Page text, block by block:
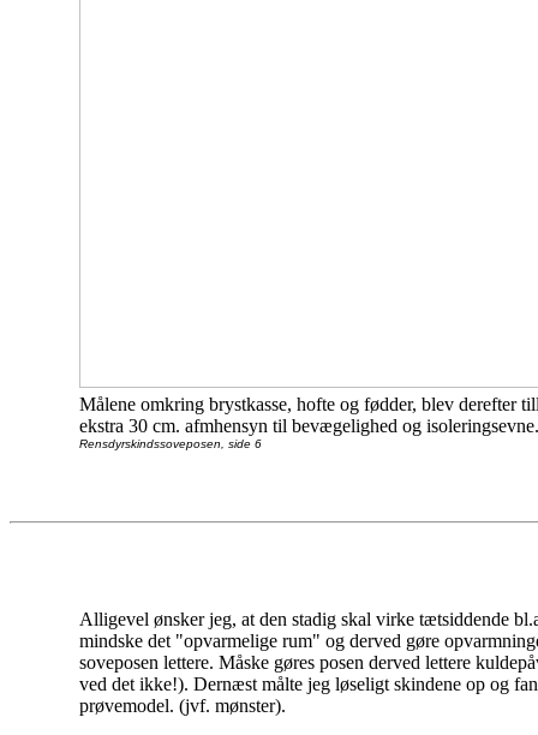
Målene omkring brystkasse, hofte og fødder, blev derefter
ekstra 30 cm. afmhensyn til bevægelighed og isoleringsevne.
Rensdyrskindssoveposen, side 6
Alligevel ønsker jeg, at den stadig skal virke tætsiddende
mindske det "opvarmelige rum" og derved gøre
soveposen lettere. Måske gøres posen derved lettere
ved det ikke!). Dernæst målte jeg løseligt skindene op og
prøvemodel. (jvf. mønster).